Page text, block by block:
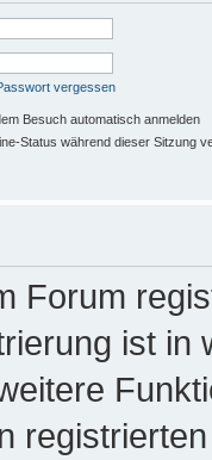
vergessen
Besuch automatisch anmelden
Status während dieser Sitzung
Forum
ist in